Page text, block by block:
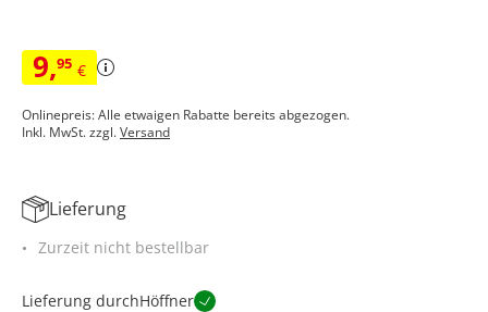
9,95 €
Onlinepreis: Alle etwaigen Rabatte bereits abgezogen.
Inkl. MwSt. zzgl.Versand
Lieferung
Zurzeit nicht bestellbar
Lieferung durchHöffner